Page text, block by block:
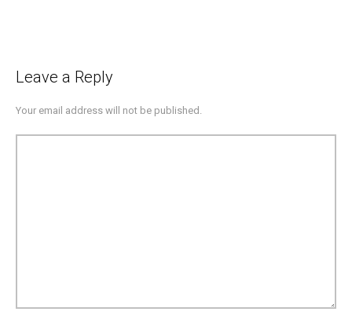
Leave a Reply
Your email address will not be published.